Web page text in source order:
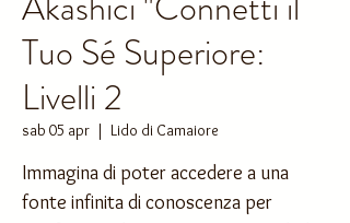
Tuo Sé Superiore:
Livelli 2
sab 05 apr
  |
Lido di Camaiore
Immagina di poter accedere a una
fonte infinita di conoscenza per